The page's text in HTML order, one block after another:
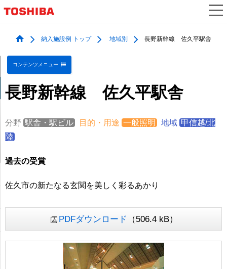
納入施設例 トップ 地域別 長野新幹線 佐久平駅舎
コンテンツメニュー
長野新幹線 佐久平駅舎
分野 駅舎・駅ビル 目的・用途 一般照明 地域 甲信越/北
陸
過去の受賞
佐久市の新たなる玄関を美しく彩るあかり
PDFダウンロード （506.4 kB）